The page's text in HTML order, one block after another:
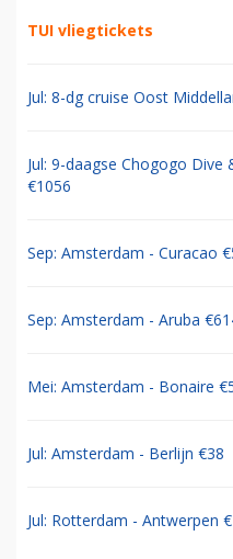
TUI vliegtickets
Jul: 8-dg cruise Oost
Jul: 9-daagse Chogogo Dive
€1056
Sep: Amsterdam - Curacao
Sep: Amsterdam - Aruba
Mei: Amsterdam - Bonaire
Jul: Amsterdam - Berlijn €38
Jul: Rotterdam - Antwerpen